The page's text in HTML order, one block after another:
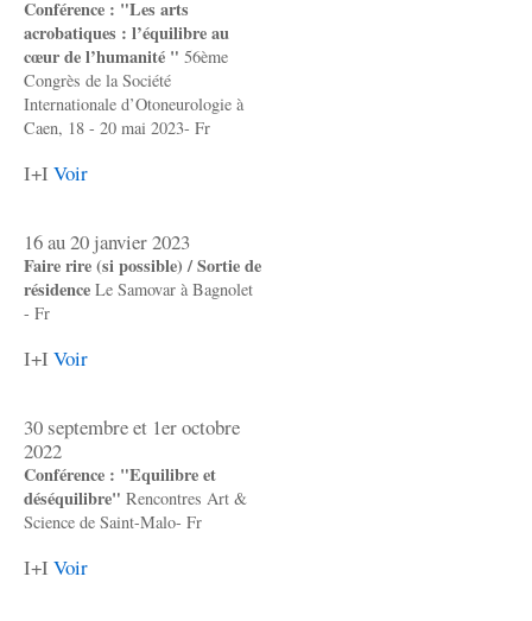
Conférence : "Les arts
acrobatiques : l’équilibre au
cœur de l’humanité " 56ème
Congrès de la Société
Internationale d’Otoneurologie à
Caen, 18 - 20 mai 2023- Fr
I+I Voir
16 au 20 janvier 2023
Faire rire (si possible) / Sortie de
résidence Le Samovar à Bagnolet
- Fr
I+I Voir
30 septembre et 1er octobre
2022
Conférence : "Equilibre et
déséquilibre" Rencontres Art &
Science de Saint-Malo- Fr
I+I Voir